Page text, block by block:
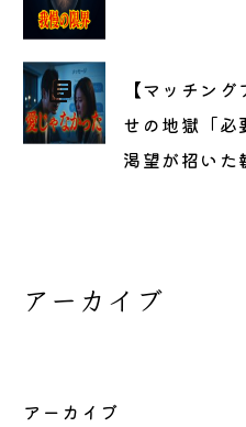
【マッチン
せの地獄「必
渇望が招いた
アーカイブ
アーカイブ